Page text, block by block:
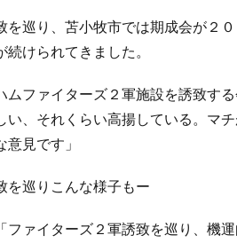
を巡り、苫小牧市では期成会が２
続けられてきました。
ムファイターズ２軍施設を誘致
い、それくらい高揚している。マ
見です」
を巡りこんな様子もー
ファイターズ２軍誘致を巡り、機